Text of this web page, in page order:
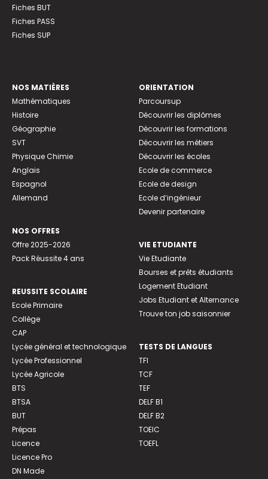
Fiches BUT
Fiches PASS
Fiches SUP
NOS MATIÈRES
Mathématiques
Histoire
Géographie
SVT
Physique Chimie
Anglais
Espagnol
Allemand
NOS OFFRES
Offre 2025-2026
Pack Réussite 4 ans
REUSSITE SCOLAIRE
Ecole Primaire
Collège
CAP
Lycée général et technologique
Lycée Professionnel
Lycée Agricole
BTS
BTSA
BUT
Prépas
Licence
Licence Pro
DN Made
ORIENTATION
Parcoursup
Découvrir les diplômes
Découvrir les formations
Découvrir les métiers
Découvrir les écoles
Ecole de commerce
Ecole de design
Ecole d’ingénieur
Devenir partenaire
VIE ETUDIANTE
Vie Etudiante
Bourses et prêts étudiants
Logement Etudiant
Jobs Etudiant et Alternance
Trouve ton job saisonnier
TESTS DE LANGUES
TFI
TCF
TEF
DELF B1
DELF B2
TOEIC
TOEFL